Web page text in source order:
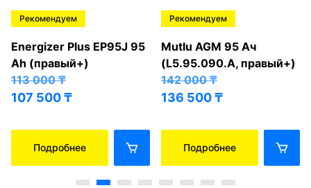
Рекомендуем
Energizer Plus EP95J 95
Ah (правый+)
113 000₸
107 500₸
Подробнее
Рекомендуем
Mutlu AGM 95 Ач
(L5.95.090.A, правый+)
142 000₸
136 500₸
Подробнее